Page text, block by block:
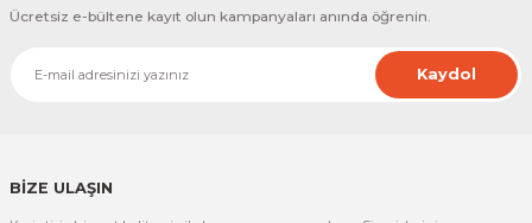
Ücretsiz e-bültene kayıt olun kampanyaları anında öğrenin.
Kaydol
BİZE ULAŞIN